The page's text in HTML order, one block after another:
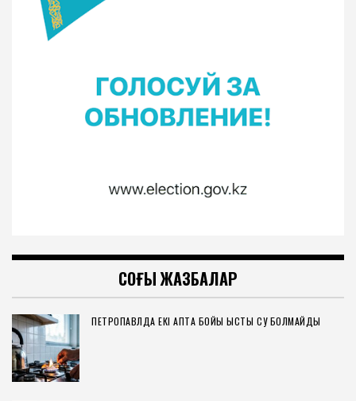
СОҢҒЫ ЖАЗБАЛАР
ПЕТРОПАВЛДА ЕКІ АПТА БОЙЫ ЫСТЫҚ СУ БОЛМАЙДЫ